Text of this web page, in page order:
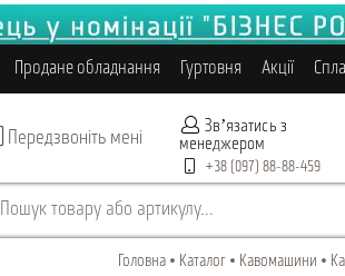
Продане обладнання Гуртовня Акції
Передзвоніть мені
Звʼязатись з
менеджером
+38 (097) 88-88-459
Пошук товару або артикулу...
Головна Каталог Кавомашини